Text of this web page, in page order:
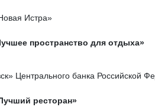
Истра»
пространство для отдыха»
Центрального банка Российской
ресторан»